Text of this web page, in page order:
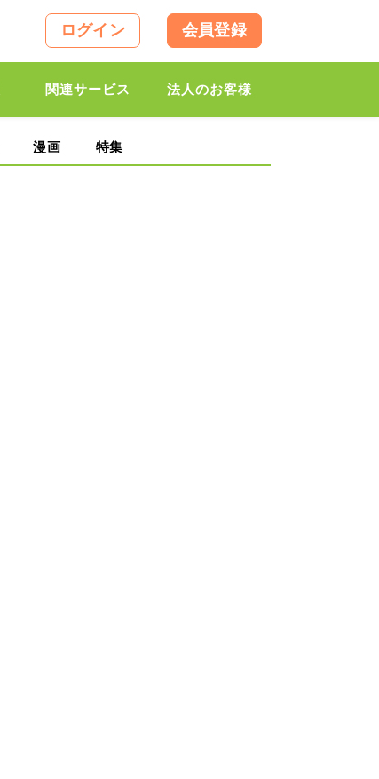
ログイン 会員登録
関連サービス 法人のお客様
漫画 特集